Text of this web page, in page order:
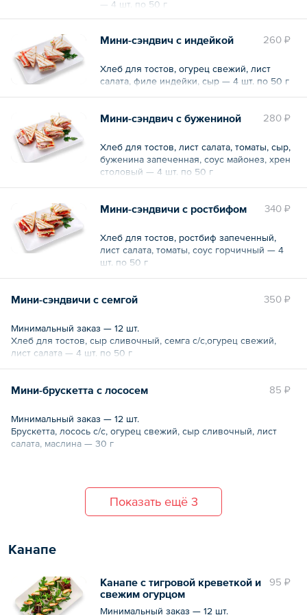
— Пирожки с грибами — 5 шт. по 30 г
Общий вес — 10 680 г
— 4 шт. по 50 г
260 ₽
Мини-сэндвич с индейкой
Хлеб для тостов, огурец свежий, лист
салата, филе индейки, сыр — 4 шт. по 50 г
280 ₽
Мини-сэндвич с бужениной
Хлеб для тостов, лист салата, томаты, сыр,
буженина запеченная, соус майонез, хрен
столовый — 4 шт. по 50 г
340 ₽
Мини-сэндвичи с ростбифом
Хлеб для тостов, ростбиф запеченный,
лист салата, томаты, соус горчичный — 4
шт. по 50 г
350 ₽
Мини-сэндвичи с семгой
Минимальный заказ — 12 шт.
Хлеб для тостов, сыр сливочный, семга с/с,огурец свежий,
лист салата — 4 шт. по 50 г
85 ₽
Мини-брускетта с лососем
Минимальный заказ — 12 шт.
Брускетта, лосось с/с, огурец свежий, сыр сливочный, лист
салата, маслина — 30 г
Показать ещё 3
Канапе
95 ₽
Канапе с тигровой креветкой и
свежим огурцом
Минимальный заказ — 12 шт.